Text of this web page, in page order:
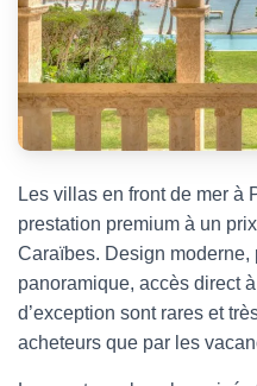
Les villas en front de mer à
prestation premium à un
Caraïbes. Design moderne,
panoramique, accès direct
d’exception sont rares et
acheteurs que par les